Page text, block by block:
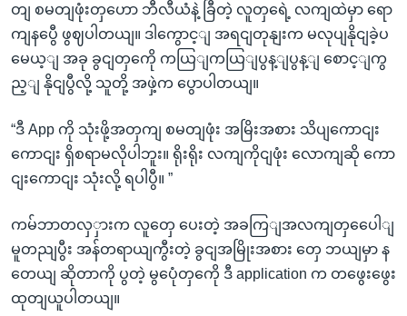
တျ စမတျဖုံးတှဟော ဘီလီယံနဲ့ ခြီတဲ့ လူတှရေဲ့ လကျထဲမှာ ရော
ကျနပွေီ ဖွဈပါတယျ။ ဒါကွောင့ျ အရငျတုနျးက မလုပျနိုငျခဲ့ပ
မေယ့ျ အခု ခွငျတှကေို ကယြျကယြျပွန့ျပွန့ျ စောင့ျကွ
ည့ျ နိုငျပွီလို့ သူတို့ အဖှဲ့က ပွောပါတယျ။
“ဒီ App ကို သုံးဖို့အတှကျ စမတျဖုံး အမြိးအစား သိပျကောငျး
ကောငျး ရှိစရာမလိုပါဘူး။ ရိုးရိုး လကျကိုငျဖုံး လောကျဆို ကော
ငျးကောငျး သုံးလို့ ရပါပွီ။ ”
ကမ်ဘာတလှှားက လူတှေ ပေးတဲ့ အခကြျအလကျတှပေေါျ
မူတညျပွီး အန်တရာယျကွီးတဲ့ ခွငျအမြိုးအစား တှေ ဘယျမှာ န
တေယျ ဆိုတာကို ပွတဲ့ မွပေုံတှကေို ဒီ application က တဖွေးဖွေး
ထုတျယူပါတယျ။